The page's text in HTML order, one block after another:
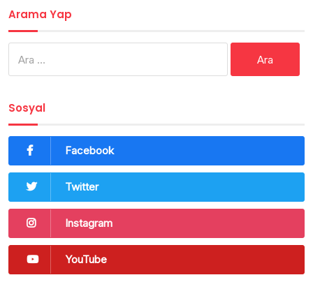
Arama Yap
Sosyal
Facebook
Twitter
Instagram
YouTube